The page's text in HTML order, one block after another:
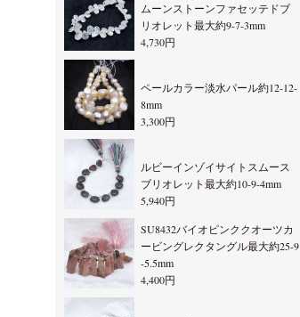
ムーンストーンファセッテドブ
リオレット最大約9-7-3mm
4,730円
ペールカラー淡水パール約12-12-
8mm
3,300円
ルビーインゾイサイトスムース
ブリオレット最大約10-9-4mm
5,940円
SU8432バイオピンククオーツカ
ービングレクタングル最大約25-9
-5.5mm
4,400円